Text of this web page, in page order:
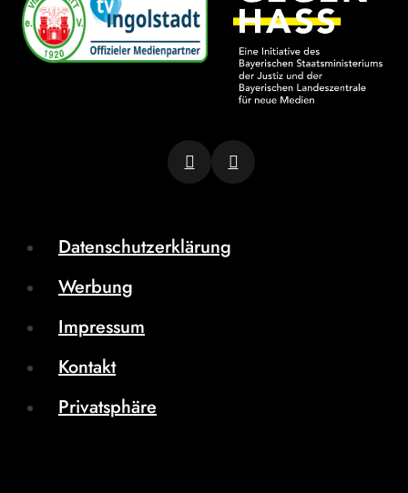
Datenschutzerklärung
Werbung
Impressum
Kontakt
Privatsphäre